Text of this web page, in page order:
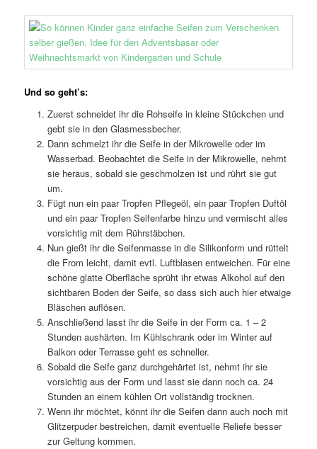
Und so geht’s:
Zuerst schneidet ihr die Rohseife in kleine Stückchen und
gebt sie in den Glasmessbecher.
Dann schmelzt ihr die Seife in der Mikrowelle oder im
Wasserbad. Beobachtet die Seife in der Mikrowelle, nehmt
sie heraus, sobald sie geschmolzen ist und rührt sie gut
um.
Fügt nun ein paar Tropfen Pflegeöl, ein paar Tropfen Duftöl
und ein paar Tropfen Seifenfarbe hinzu und vermischt alles
vorsichtig mit dem Rührstäbchen.
Nun gießt ihr die Seifenmasse in die Silikonform und rüttelt
die From leicht, damit evtl. Luftblasen entweichen. Für eine
schöne glatte Oberfläche sprüht ihr etwas Alkohol auf den
sichtbaren Boden der Seife, so dass sich auch hier etwaige
Bläschen auflösen.
Anschließend lasst ihr die Seife in der Form ca. 1 – 2
Stunden aushärten. Im Kühlschrank oder im Winter auf
Balkon oder Terrasse geht es schneller.
Sobald die Seife ganz durchgehärtet ist, nehmt ihr sie
vorsichtig aus der Form und lasst sie dann noch ca. 24
Stunden an einem kühlen Ort vollständig trocknen.
Wenn ihr möchtet, könnt ihr die Seifen dann auch noch mit
Glitzerpuder bestreichen, damit eventuelle Reliefe besser
zur Geltung kommen.